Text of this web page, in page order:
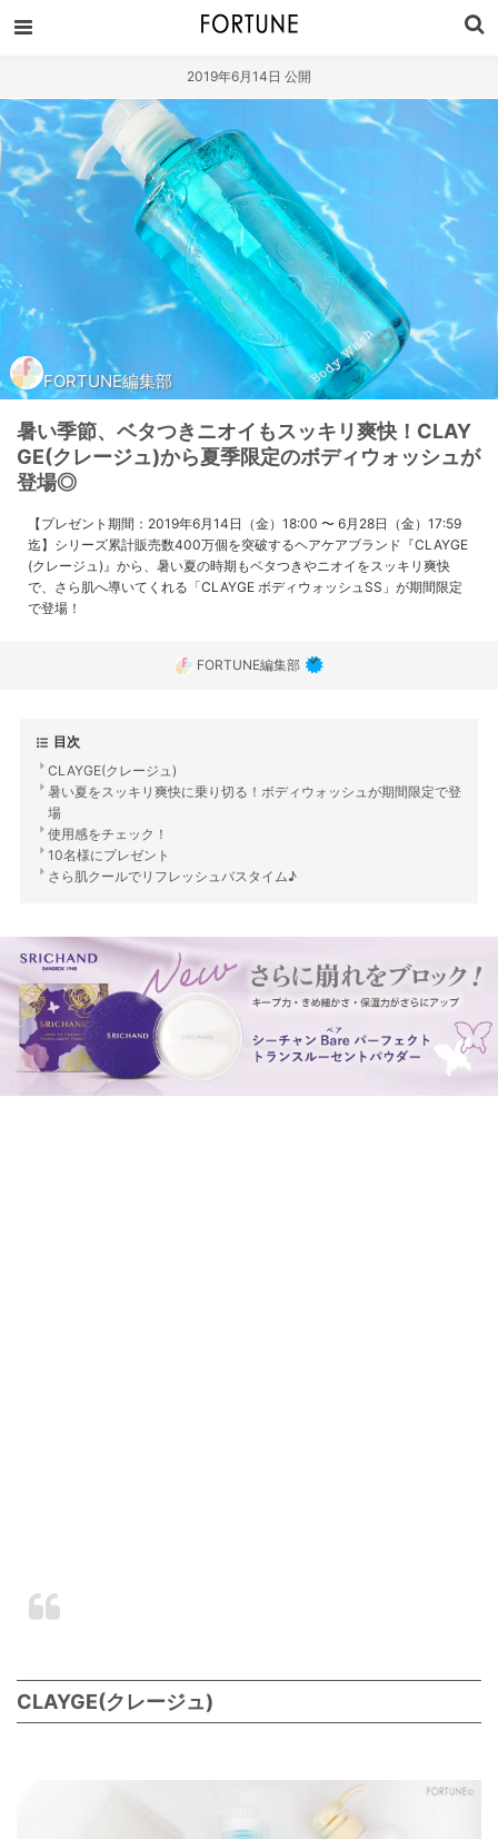
2019年6月14日 公開
FORTUNE編集部
暑い季節、ベタつきニオイもスッキリ爽快！CLAY
GE(クレージュ)から夏季限定のボディウォッシュが
登場◎
【プレゼント期間：2019年6月14日（金）18:00 〜 6月28日（金）17:59
迄】シリーズ累計販売数400万個を突破するヘアケアブランド『CLAYGE
(クレージュ)』から、暑い夏の時期もベタつきやニオイをスッキリ爽快
で、さら肌へ導いてくれる「CLAYGE ボディウォッシュSS」が期間限定
で登場！
FORTUNE編集部
目次
CLAYGE(クレージュ)
暑い夏をスッキリ爽快に乗り切る！ボディウォッシュが期間限定で登
場
使用感をチェック！
10名様にプレゼント
さら肌クールでリフレッシュバスタイム♪
CLAYGE(クレージュ)